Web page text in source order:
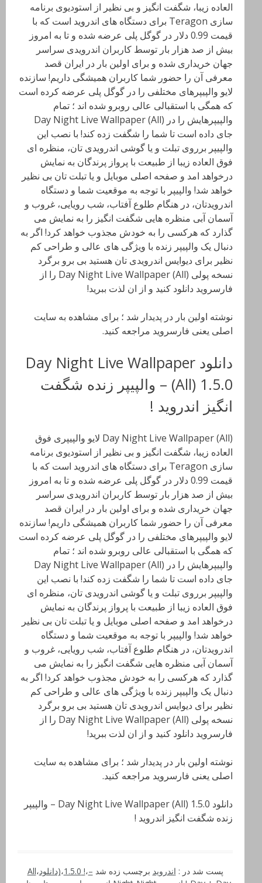
العاده زیبا، شگفت انگیز و بی نظیر از استودیوی برنامه
سازی Teragon برای دستگاه های اندروید است که با
قیمت 0.99 دلار در گوگل پلی عرضه شده و تا به امروز
بیش از صد هزار بار توسط کاربران اندرویدی سراسر
جهان خریداری شده و برای اولین بار در ایران قصد
معرفی آن را حضور شما کاربران همیشگی داریم! سازنده
لایو والپیپرهای مختلفی را در گوگل پلی عرضه کرده است
که همگی با استقبالی عالی روبرو شده اند ؛ تمام
والپیپرهایش را در Day Night Live Wallpaper (All)
جای داده است تا شما را شگفت زده کند! با نصب این
والپیپر برروی تبلت و یا گوشی اندرویدی تان، منظره ای
فوق العاده زیبا از طبیعت با پرواز پرندگان به نمایش
درخواهد امد و صفحه اصلی موبایل و یا تبلت تان بی نظیر
خواهد شد! والپیپر با توجه به موقعیت شما و دستگاه
اندرویدتان، در هنگام طلوع آفتاب، شب رویایی، غروب و
آسمان آبی منظره هایی شگفت انگیز را به نمایش می
گذارد که هرکسی را به خودش مجذوب خواهد کرد! اگر به
دنبال یک والپیپر زنده با ویژگی های عالی و طراحی کم
نظیر برای دیوایس اندرویدی تان هستید بی برو برگرد
نسخه پولی Day Night Live Wallpaper (All) را از
فارسروید دانلود کنید و از ان لذت ببرید!
نوشته اولین بار در پدیدار شد ؛ برای مشاهده به سایت
اصلی یعنی فارسروید مراجعه کنید.
دانلود Day Night Live Wallpaper
(All) 1.5.0 – والپیپر زنده شگفت
انگیز اندروید !
Day Night Live Wallpaper (All) لایو والپیپری فوق
العاده زیبا، شگفت انگیز و بی نظیر از استودیوی برنامه
سازی Teragon برای دستگاه های اندروید است که با
قیمت 0.99 دلار در گوگل پلی عرضه شده و تا به امروز
بیش از صد هزار بار توسط کاربران اندرویدی سراسر
جهان خریداری شده و برای اولین بار در ایران قصد
معرفی آن را حضور شما کاربران همیشگی داریم! سازنده
لایو والپیپرهای مختلفی را در گوگل پلی عرضه کرده است
که همگی با استقبالی عالی روبرو شده اند ؛ تمام
والپیپرهایش را در Day Night Live Wallpaper (All)
جای داده است تا شما را شگفت زده کند! با نصب این
والپیپر برروی تبلت و یا گوشی اندرویدی تان، منظره ای
فوق العاده زیبا از طبیعت با پرواز پرندگان به نمایش
درخواهد امد و صفحه اصلی موبایل و یا تبلت تان بی نظیر
خواهد شد! والپیپر با توجه به موقعیت شما و دستگاه
اندرویدتان، در هنگام طلوع آفتاب، شب رویایی، غروب و
آسمان آبی منظره هایی شگفت انگیز را به نمایش می
گذارد که هرکسی را به خودش مجذوب خواهد کرد! اگر به
دنبال یک والپیپر زنده با ویژگی های عالی و طراحی کم
نظیر برای دیوایس اندرویدی تان هستید بی برو برگرد
نسخه پولی Day Night Live Wallpaper (All) را از
فارسروید دانلود کنید و از ان لذت ببرید!
نوشته اولین بار در پدیدار شد ؛ برای مشاهده به سایت
اصلی یعنی فارسروید مراجعه کنید.
دانلود Day Night Live Wallpaper (All) 1.5.0 – والپیپر
زنده شگفت انگیز اندروید !
پست شد در : اندروید برچسب زده شد –،! 1.5.0 ،(دانلود،All